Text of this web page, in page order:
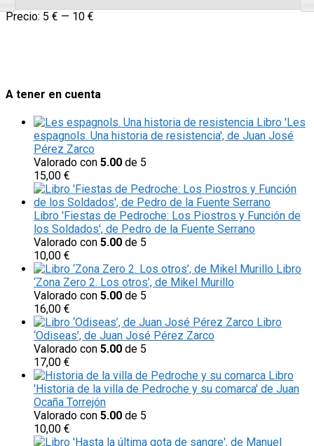
Precio: 5 € — 10 €
A tener en cuenta
Libro 'Les
espagnols. Una historia de resistencia', de Juan José
Pérez Zarco
Valorado con 5.00 de 5
15,00 €
Libro 'Fiestas de Pedroche: Los Piostros y Función de
los Soldados', de Pedro de la Fuente Serrano
Valorado con 5.00 de 5
10,00 €
Libro
‘Zona Zero 2. Los otros’, de Mikel Murillo
Valorado con 5.00 de 5
16,00 €
Libro
‘Odiseas’, de Juan José Pérez Zarco
Valorado con 5.00 de 5
17,00 €
Libro
'Historia de la villa de Pedroche y su comarca' de Juan
Ocaña Torrejón
Valorado con 5.00 de 5
10,00 €